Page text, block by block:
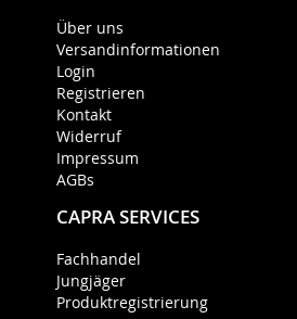
Über uns
Versandinformationen
Login
Registrieren
Kontakt
Widerruf
Impressum
AGBs
CAPRA SERVICES
Fachhandel
Jungjäger
Produktregistrierung